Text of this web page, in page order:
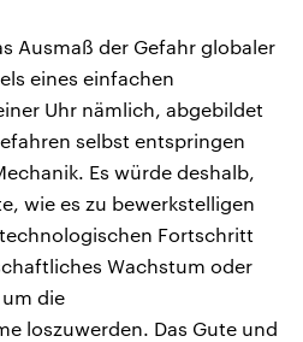
Ausmaß der Gefahr globaler
eines einfachen
Uhr nämlich, abgebildet
selbst entspringen
Es würde deshalb,
wie es zu bewerkstelligen
Fortschritt
Wachstum oder
die
loszuwerden. Das Gute und